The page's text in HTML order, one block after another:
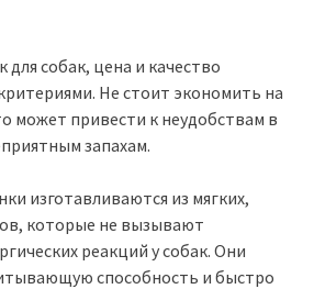
собак, цена и качество
Не стоит экономить на
может привести к неудобствам в
запахам.
изготавливаются из мягких,
которые не вызывают
реакций у собак. Они
способность и быстро